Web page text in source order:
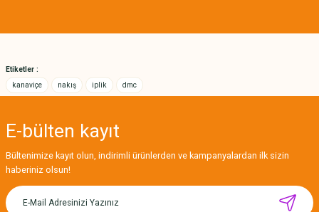
MIKNATISLI İĞNE TUTUCU-BAHAR
Etiketler :
kanaviçe
nakış iplik dmc
E-bülten kayıt
Bültenimize kayıt olun, indirimli ürünlerden ve kampanyalardan ilk sizin
haberiniz olsun!